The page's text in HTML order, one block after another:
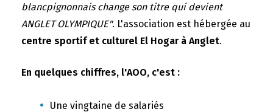
blancpignonnais change son titre qui devient
ANGLET OLYMPIQUE". L'association est hébergée au
centre sportif et culturel El Hogar à Anglet.
En quelques chiffres, l'AOO, c'est :
Une vingtaine de salariés